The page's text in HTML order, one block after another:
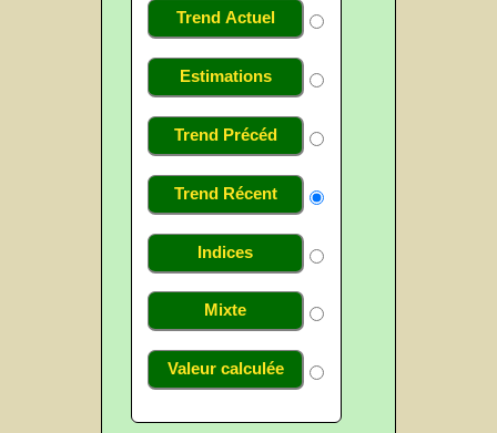
Trend Actuel
Estimations
Trend Précéd
Trend Récent
Indices
Mixte
Valeur calculée